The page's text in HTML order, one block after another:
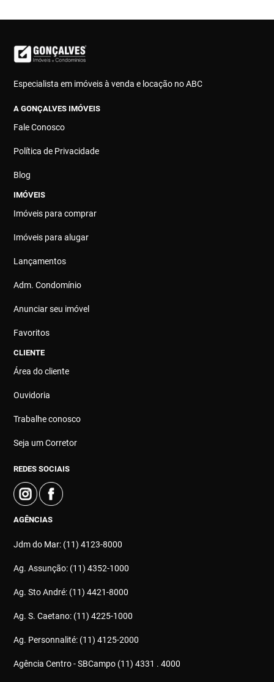
Especialista em imóveis à venda e locação no ABC
A GONÇALVES IMÓVEIS
Fale Conosco
Política de Privacidade
Blog
IMÓVEIS
Imóveis para comprar
Imóveis para alugar
Lançamentos
Adm. Condomínio
Anunciar seu imóvel
Favoritos
CLIENTE
Área do cliente
Ouvidoria
Trabalhe conosco
Seja um Corretor
REDES SOCIAIS
AGÊNCIAS
Jdm do Mar: (11) 4123-8000
Ag. Assunção: (11) 4352-1000
Ag. Sto André: (11) 4421-8000
Ag. S. Caetano: (11) 4225-1000
Ag. Personnalité: (11) 4125-2000
Agência Centro - SBCampo (11) 4331 . 4000